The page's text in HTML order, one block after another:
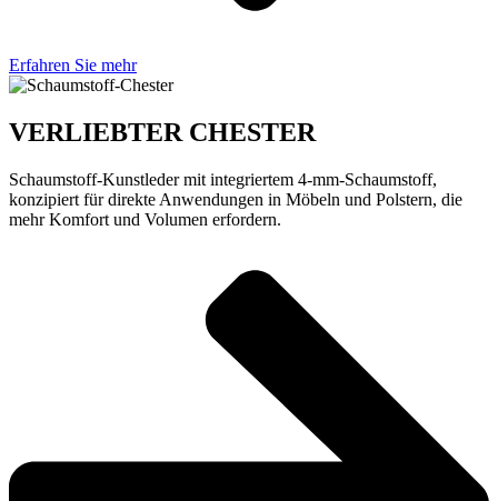
Erfahren Sie mehr
VERLIEBTER CHESTER
Schaumstoff-Kunstleder mit integriertem 4-mm-Schaumstoff,
konzipiert für direkte Anwendungen in Möbeln und Polstern, die
mehr Komfort und Volumen erfordern.